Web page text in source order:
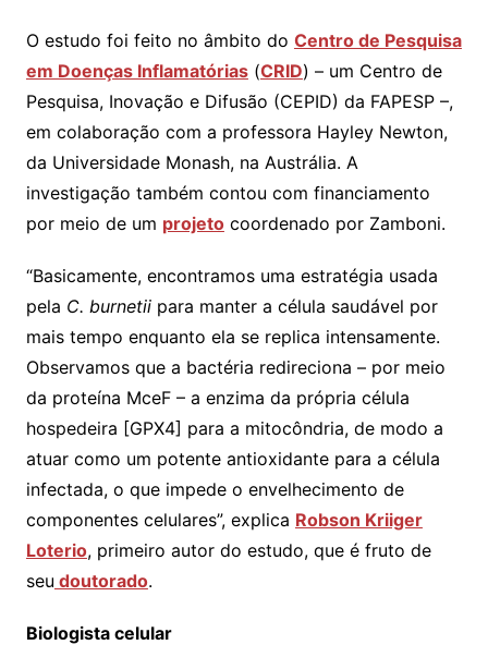
O estudo foi feito no âmbito do Centro de Pesquisa
em Doenças Inflamatórias(CRID) – um Centro de
Pesquisa, Inovação e Difusão (CEPID) da FAPESP –,
em colaboração com a professora Hayley Newton,
da Universidade Monash, na Austrália. A
investigação também contou com financiamento
por meio de um projetocoordenado por Zamboni.
“Basicamente, encontramos uma estratégia usada
pela C. burnetiipara manter a célula saudável por
mais tempo enquanto ela se replica intensamente.
Observamos que a bactéria redireciona – por meio
da proteína MceF – a enzima da própria célula
hospedeira [GPX4] para a mitocôndria, de modo a
atuar como um potente antioxidante para a célula
infectada, o que impede o envelhecimento de
componentes celulares”, explica Robson Kriiger
Loterio, primeiro autor do estudo, que é fruto de
seu doutorado.
Biologista celular